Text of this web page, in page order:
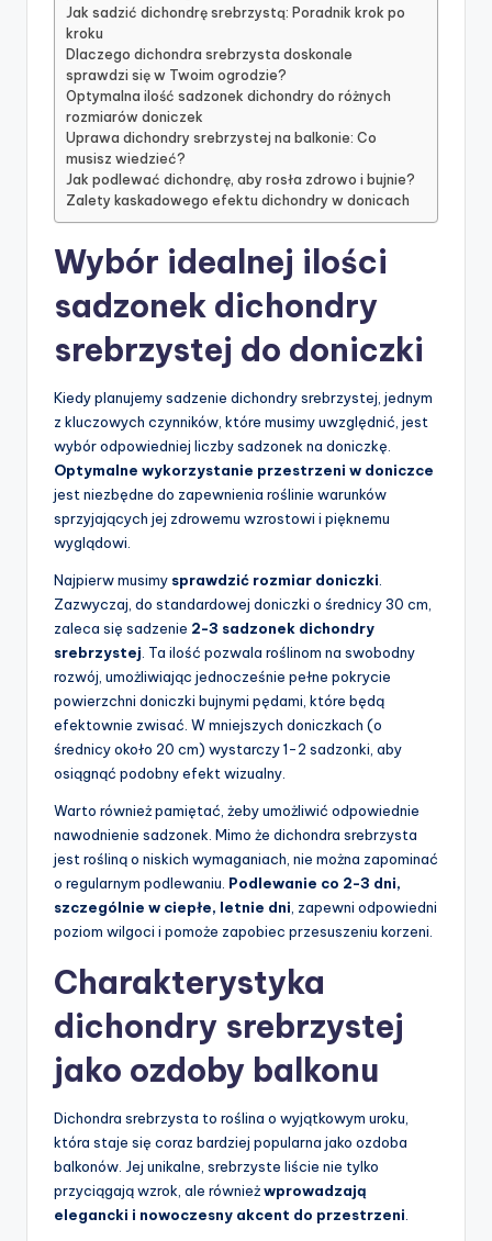
Jak sadzić dichondrę srebrzystą: Poradnik krok po
kroku
Dlaczego dichondra srebrzysta doskonale
sprawdzi się w Twoim ogrodzie?
Optymalna ilość sadzonek dichondry do różnych
rozmiarów doniczek
Uprawa dichondry srebrzystej na balkonie: Co
musisz wiedzieć?
Jak podlewać dichondrę, aby rosła zdrowo i bujnie?
Zalety kaskadowego efektu dichondry w donicach
Wybór idealnej ilości
sadzonek dichondry
srebrzystej do doniczki
Kiedy planujemy sadzenie dichondry srebrzystej, jednym
z kluczowych czynników, które musimy uwzględnić, jest
wybór odpowiedniej liczby sadzonek na doniczkę.
Optymalne wykorzystanie przestrzeni w doniczce
jest niezbędne do zapewnienia roślinie warunków
sprzyjających jej zdrowemu wzrostowi i pięknemu
wyglądowi.
Najpierw musimy sprawdzić rozmiar doniczki
Zazwyczaj, do standardowej doniczki o średnicy 30 cm,
zaleca się sadzenie 2-3 sadzonek dichondry
srebrzystej . Ta ilość pozwala roślinom na swobodny
rozwój, umożliwiając jednocześnie pełne pokrycie
powierzchni doniczki bujnymi pędami, które będą
efektownie zwisać. W mniejszych doniczkach (o
średnicy około 20 cm) wystarczy 1-2 sadzonki, aby
osiągnąć podobny efekt wizualny.
Warto również pamiętać, żeby umożliwić odpowiednie
nawodnienie sadzonek. Mimo że dichondra srebrzysta
jest rośliną o niskich wymaganiach, nie można zapominać
o regularnym podlewaniu. Podlewanie co 2-3 dni,
szczególnie w ciepłe, letnie dni , zapewni odpowiedni
poziom wilgoci i pomoże zapobiec przesuszeniu korzeni.
Charakterystyka
dichondry srebrzystej
jako ozdoby balkonu
Dichondra srebrzysta to roślina o wyjątkowym uroku,
która staje się coraz bardziej popularna jako ozdoba
balkonów. Jej unikalne, srebrzyste liście nie tylko
przyciągają wzrok, ale równieżwprowadzają
elegancki i nowoczesny akcent do przestrzeni